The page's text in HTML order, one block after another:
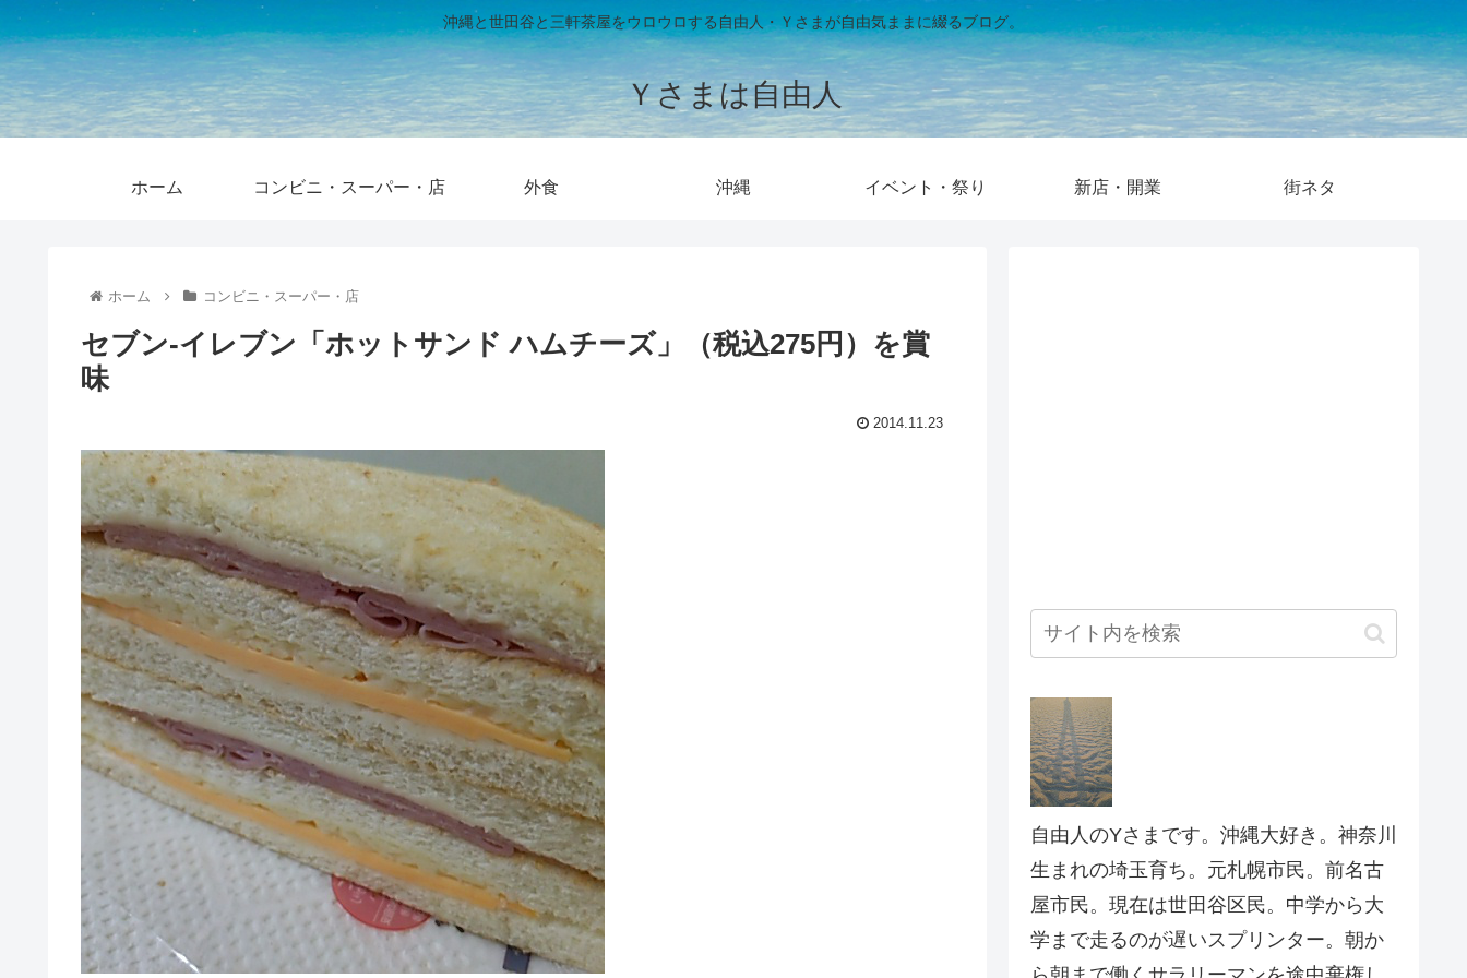
沖縄と世田谷と三軒茶屋をウロウロする自由人・Ｙさまが自由気ままに綴るブログ。
Ｙさまは自由人
ホーム コンビニ・スーパー・店 外食 沖縄 イベント・祭り 新店・開業 街ネタ
ホーム コンビニ・スーパー・店
セブン-イレブン「ホットサンド ハムチーズ」（税込275円）を賞
味
2014.11.23
自由人のYさまです。沖縄大好き。神奈川
生まれの埼玉育ち。元札幌市民。前名古
屋市民。現在は世田谷区民。中学から大
学まで走るのが遅いスプリンター。朝か